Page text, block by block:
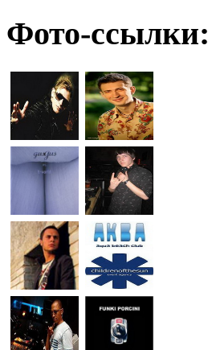
Фото-ссылки: